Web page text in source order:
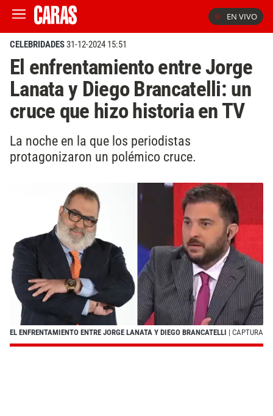
EN VIVO
CELEBRIDADES31-12-2024 15:51
El enfrentamiento entre Jorge
Lanata y Diego Brancatelli: un
cruce que hizo historia en TV
La noche en la que los periodistas
protagonizaron un polémico cruce.
EL ENFRENTAMIENTO ENTRE JORGE LANATA Y DIEGO BRANCATELLI | CAPTURA